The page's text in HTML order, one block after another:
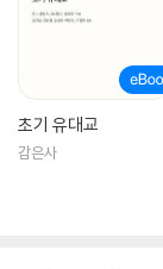
초기 유대교
감은사